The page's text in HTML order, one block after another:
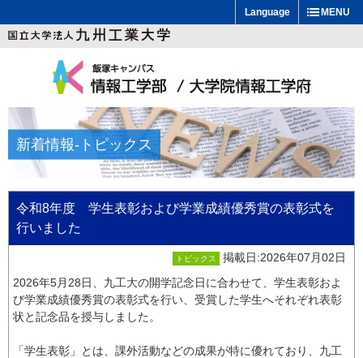
MENU
Language
新着情報-トピックス
令和8年度 学生表彰および学業成績優秀賞の表彰式を
行いました
トピックス
掲載日:2026年07月02日
2026年5月28日、九工大の開学記念日に合わせて、学生表彰およ
び学業成績優秀賞の表彰式を行い、受賞した学生へそれぞれ表彰
状と記念品を授与しました。
「学生表彰」とは、課外活動などの成果が特に優れており、九工